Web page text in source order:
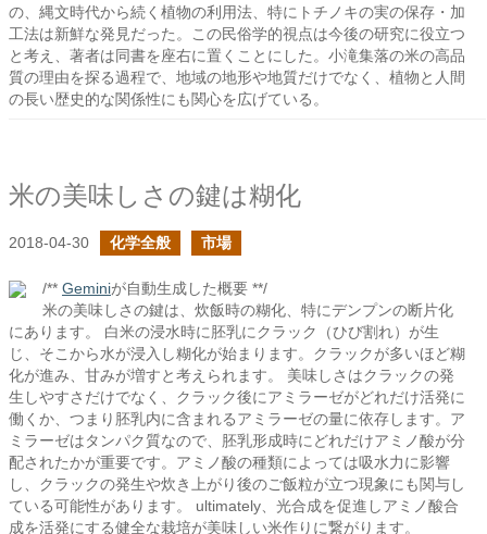
の、縄文時代から続く植物の利用法、特にトチノキの実の保存・加
工法は新鮮な発見だった。この民俗学的視点は今後の研究に役立つ
と考え、著者は同書を座右に置くことにした。小滝集落の米の高品
質の理由を探る過程で、地域の地形や地質だけでなく、植物と人間
の長い歴史的な関係性にも関心を広げている。
米の美味しさの鍵は糊化
2018-04-30 化学全般 市場
/** Geminiが自動生成した概要 **/
米の美味しさの鍵は、炊飯時の糊化、特にデンプンの断片化
にあります。 白米の浸水時に胚乳にクラック（ひび割れ）が生
じ、そこから水が浸入し糊化が始まります。クラックが多いほど糊
化が進み、甘みが増すと考えられます。 美味しさはクラックの発
生しやすさだけでなく、クラック後にアミラーゼがどれだけ活発に
働くか、つまり胚乳内に含まれるアミラーゼの量に依存します。ア
ミラーゼはタンパク質なので、胚乳形成時にどれだけアミノ酸が分
配されたかが重要です。アミノ酸の種類によっては吸水力に影響
し、クラックの発生や炊き上がり後のご飯粒が立つ現象にも関与し
ている可能性があります。 ultimately、光合成を促進しアミノ酸合
成を活発にする健全な栽培が美味しい米作りに繋がります。